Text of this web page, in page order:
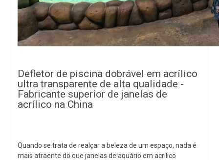
Defletor de piscina dobrável em acrílico
ultra transparente de alta qualidade -
Fabricante superior de janelas de
acrílico na China
Quando se trata de realçar a beleza de um espaço, nada é
mais atraente do que janelas de aquário em acrílico